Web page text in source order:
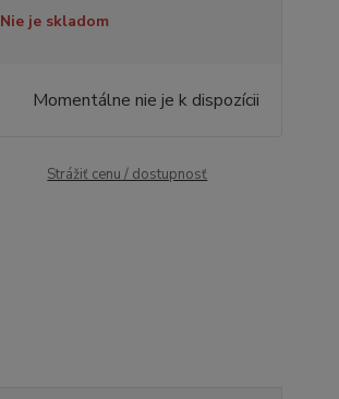
Nie je skladom
Momentálne nie je k dispozícii
Strážiť cenu / dostupnosť